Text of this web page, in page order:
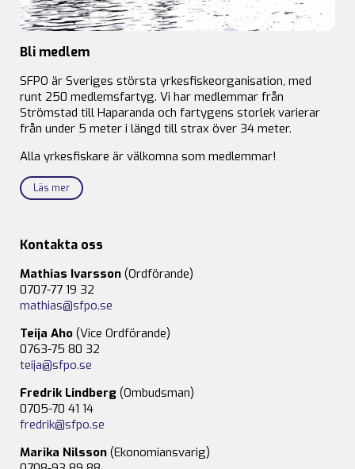
Bli medlem
SFPO är Sveriges största yrkesfiskeorganisation, med
runt 250 medlemsfartyg. Vi har medlemmar från
Strömstad till Haparanda och fartygens storlek varierar
från under 5 meter i längd till strax över 34 meter.
Alla yrkesfiskare är välkomna som medlemmar!
Läs mer
Kontakta oss
Mathias Ivarsson (Ordförande)
0707-77 19 32
mathias@sfpo.se
Teija Aho (Vice Ordförande)
0763-75 80 32
teija@sfpo.se
Fredrik Lindberg (Ombudsman)
0705-70 41 14
fredrik@sfpo.se
Marika Nilsson (Ekonomiansvarig)